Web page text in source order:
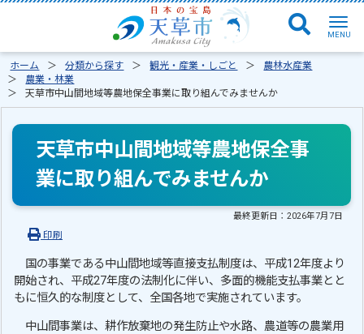
ホーム 分類から探す 観光・産業・しごと
農林水産業
農業・林業
天草市中山間地域等農地保全事業に取り組んでみませんか
天草市中山間地域等農地保全事
業に取り組んでみませんか
最終更新日：2026年7月7日
印刷
国の事業である中山間地域等直接支払制度は、平成12年度より
開始され、平成27年度の法制化に伴い、多面的機能支払事業とと
もに恒久的な制度として、全国各地で実施されています。
中山間事業は、耕作放棄地の発生防止や水路、農道等の農業用